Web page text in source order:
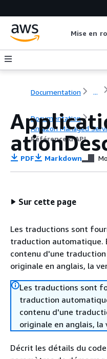
Mise en
Documentation ...
Documentation
Amazon Managed
Référence d’API
PDF Markdown
Sur cette page
Les traductions sont
traduction automatique.
contenu d'une
originale en anglais, la
Les traductions sont
traduction
contenu d'une
originale en anglais, la
Décrit les détails du